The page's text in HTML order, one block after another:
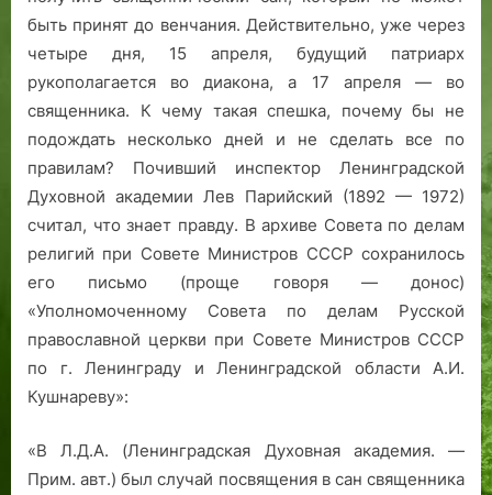
быть принят до венчания. Действительно, уже через
четыре дня, 15 апреля, будущий патриарх
рукополагается во диакона, а 17 апреля — во
священника. К чему такая спешка, почему бы не
подождать несколько дней и не сделать все по
правилам? Почивший инспектор Ленинградской
Духовной академии Лев Парийский (1892 — 1972)
считал, что знает правду. В архиве Совета по делам
религий при Совете Министров СССР сохранилось
его письмо (проще говоря — донос)
«Уполномоченному Совета по делам Русской
православной церкви при Совете Министров СССР
по г. Ленинграду и Ленинградской области А.И.
Кушнареву»:
«В Л.Д.А. (Ленинградская Духовная академия. —
Прим. авт.) был случай посвящения в сан священника